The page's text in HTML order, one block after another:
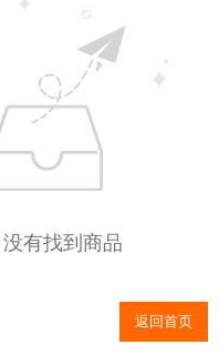
没有找到商品
返回首页